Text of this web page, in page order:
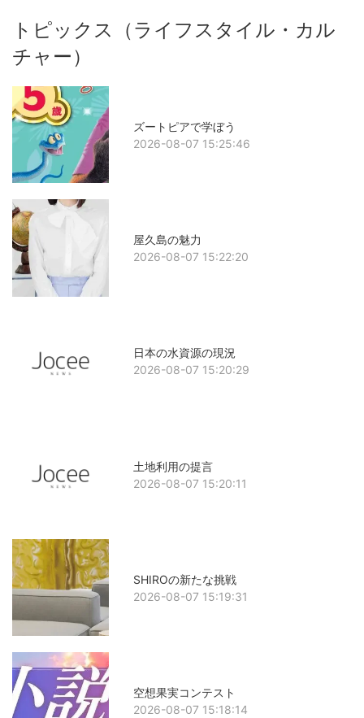
トピックス（ライフスタイル・カル
チャー）
ズートピアで学ぼう
2026-08-07 15:25:46
屋久島の魅力
2026-08-07 15:22:20
日本の水資源の現況
2026-08-07 15:20:29
土地利用の提言
2026-08-07 15:20:11
SHIROの新たな挑戦
2026-08-07 15:19:31
空想果実コンテスト
2026-08-07 15:18:14